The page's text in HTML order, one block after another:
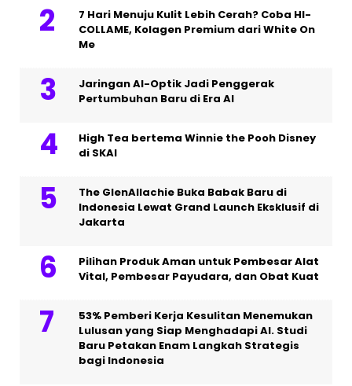
7 Hari Menuju Kulit Lebih Cerah? Coba HI-
COLLAME, Kolagen Premium dari White On
Me
Jaringan AI-Optik Jadi Penggerak
Pertumbuhan Baru di Era AI
High Tea bertema Winnie the Pooh Disney
di SKAI
The GlenAllachie Buka Babak Baru di
Indonesia Lewat Grand Launch Eksklusif di
Jakarta
Pilihan Produk Aman untuk Pembesar Alat
Vital, Pembesar Payudara, dan Obat Kuat
53% Pemberi Kerja Kesulitan Menemukan
Lulusan yang Siap Menghadapi AI. Studi
Baru Petakan Enam Langkah Strategis
bagi Indonesia